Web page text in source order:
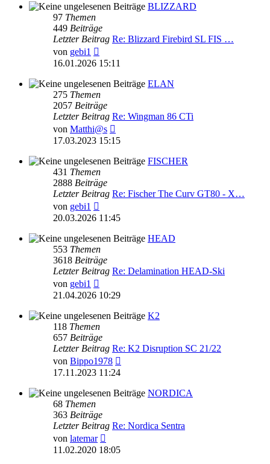
BLIZZARD
97 Themen
449 Beiträge
Letzter Beitrag Re: Blizzard Firebird SL FIS …
von gebi1
Beitrag
16.01.2026 15:11
ELAN
275 Themen
2057 Beiträge
Letzter Beitrag Re: Wingman 86 CTi
von Matthi@s
Beitrag
17.03.2023 15:15
FISCHER
431 Themen
2888 Beiträge
Letzter Beitrag Re: Fischer The Curv GT80 - X…
von gebi1
Beitrag
20.03.2026 11:45
HEAD
553 Themen
3618 Beiträge
Letzter Beitrag Re: Delamination HEAD-Ski
von gebi1
Beitrag
21.04.2026 10:29
K2
118 Themen
657 Beiträge
Letzter Beitrag Re: K2 Disruption SC 21/22
von Bippo1978
17.11.2023 11:24
NORDICA
68 Themen
363 Beiträge
Letzter Beitrag Re: Nordica Sentra
von latemar
Beitrag
11.02.2020 18:05